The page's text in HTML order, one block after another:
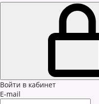
Войти в кабинет
E-mail